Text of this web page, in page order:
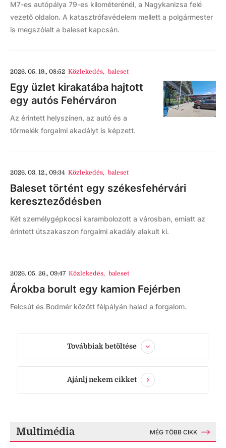
M7-es autópálya 79-es kilométerénél, a Nagykanizsa felé
vezető oldalon. A katasztrófavédelem mellett a polgármester
is megszólalt a baleset kapcsán.
2026. 05. 19., 08:52 Közlekedés, baleset
Egy üzlet kirakatába hajtott
egy autós Fehérváron
Az érintett helyszínen, az autó és a
törmelék forgalmi akadályt is képzett.
2026. 03. 12., 09:34 Közlekedés, baleset
Baleset történt egy székesfehérvári
kereszteződésben
Két személygépkocsi karambolozott a városban, emiatt az
érintett útszakaszon forgalmi akadály alakult ki.
2026. 05. 26., 09:47 Közlekedés, baleset
Árokba borult egy kamion Fejérben
Felcsút és Bodmér között félpályán halad a forgalom.
Továbbiak betöltése
Ajánlj nekem cikket
Multimédia MÉG TÖBB CIKK